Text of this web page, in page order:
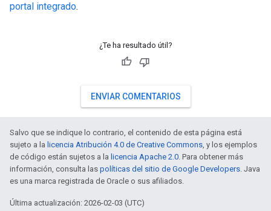
portal integrado.
¿Te ha resultado útil?
ENVIAR COMENTARIOS
Salvo que se indique lo contrario, el contenido de esta página está
sujeto a la licencia Atribución 4.0 de Creative Commons, y los ejemplos
de código están sujetos a la licencia Apache 2.0. Para obtener más
información, consulta las políticas del sitio de Google Developers. Java
es una marca registrada de Oracle o sus afiliados.
Última actualización: 2026-02-03 (UTC)